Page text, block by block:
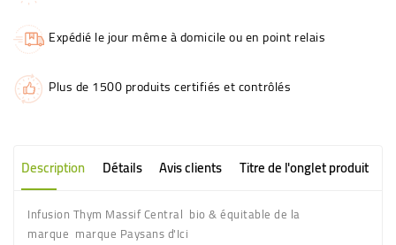
Expédié le jour même à domicile ou en point relais
Plus de 1500 produits certifiés et contrôlés
Description Détails Avis clients Titre de l'onglet produit
Infusion Thym Massif Central bio & équitable de la
marque marque Paysans d'Ici